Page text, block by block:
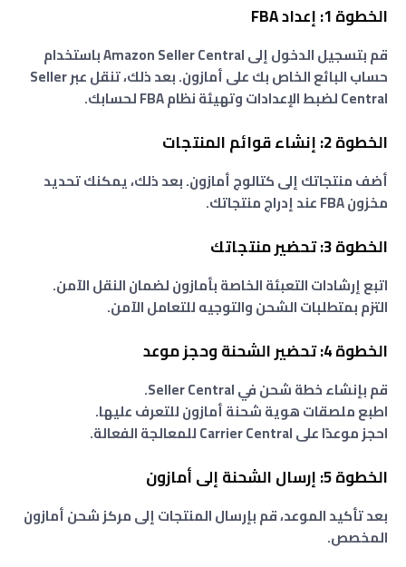
الخطوة 1: إعداد FBA
قم بتسجيل الدخول إلى Amazon Seller Central باستخدام
حساب البائع الخاص بك على أمازون. بعد ذلك، تنقل عبر Seller
Central لضبط الإعدادات وتهيئة نظام FBA لحسابك.
الخطوة 2: إنشاء قوائم المنتجات
أضف منتجاتك إلى كتالوج أمازون. بعد ذلك، يمكنك تحديد
مخزون FBA عند إدراج منتجاتك.
الخطوة 3: تحضير منتجاتك
اتبع إرشادات التعبئة الخاصة بأمازون لضمان النقل الآمن.
التزم بمتطلبات الشحن والتوجيه للتعامل الآمن.
الخطوة 4: تحضير الشحنة وحجز موعد
قم بإنشاء خطة شحن في Seller Central.
اطبع ملصقات هوية شحنة أمازون للتعرف عليها.
احجز موعدًا على Carrier Central للمعالجة الفعالة.
الخطوة 5: إرسال الشحنة إلى أمازون
بعد تأكيد الموعد، قم بإرسال المنتجات إلى مركز شحن أمازون
المخصص.